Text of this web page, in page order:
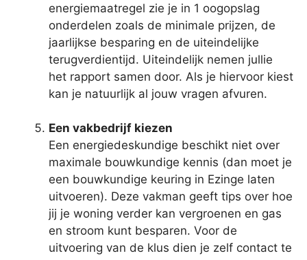
energiemaatregel zie je in 1 oogopslag
onderdelen zoals de minimale prijzen, de
jaarlijkse besparing en de uiteindelijke
terugverdientijd. Uiteindelijk nemen jullie
het rapport samen door. Als je hiervoor kiest
kan je natuurlijk al jouw vragen afvuren.
Een vakbedrijf kiezen
Een energiedeskundige beschikt niet over
maximale bouwkundige kennis (dan moet je
een bouwkundige keuring in Ezinge laten
uitvoeren). Deze vakman geeft tips over hoe
jij je woning verder kan vergroenen en gas
en stroom kunt besparen. Voor de
uitvoering van de klus dien je zelf contact te